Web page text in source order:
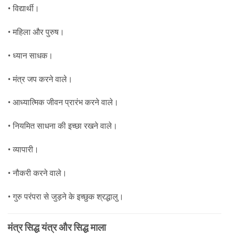
• विद्यार्थी।
• महिला और पुरुष।
• ध्यान साधक।
• मंत्र जप करने वाले।
• आध्यात्मिक जीवन प्रारंभ करने वाले।
• नियमित साधना की इच्छा रखने वाले।
• व्यापारी।
• नौकरी करने वाले।
• गुरु परंपरा से जुड़ने के इच्छुक श्रद्धालु।
मंत्र सिद्ध यंत्र और सिद्ध माला